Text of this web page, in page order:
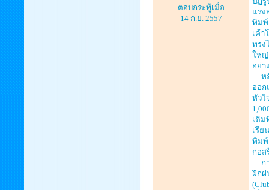
ตอบกระทู้เมื่อ
14 ก.ย. 2557
แรง
พิมพ์
เค้า
ทรง
ใหญ่
อย่า
หลั
ออก
หัวใ
เดิม
เรีย
พิมพ์
ก่อส
กา
ฝึกฝ